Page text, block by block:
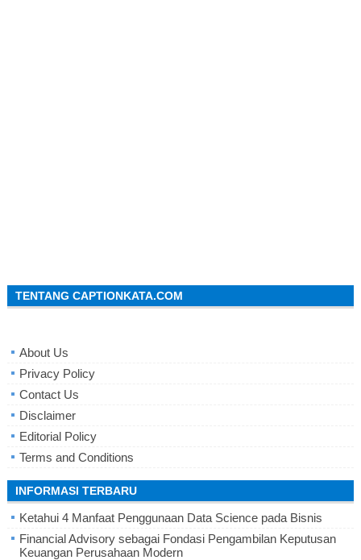
TENTANG CAPTIONKATA.COM
About Us
Privacy Policy
Contact Us
Disclaimer
Editorial Policy
Terms and Conditions
INFORMASI TERBARU
Ketahui 4 Manfaat Penggunaan Data Science pada Bisnis
Financial Advisory sebagai Fondasi Pengambilan Keputusan
Keuangan Perusahaan Modern